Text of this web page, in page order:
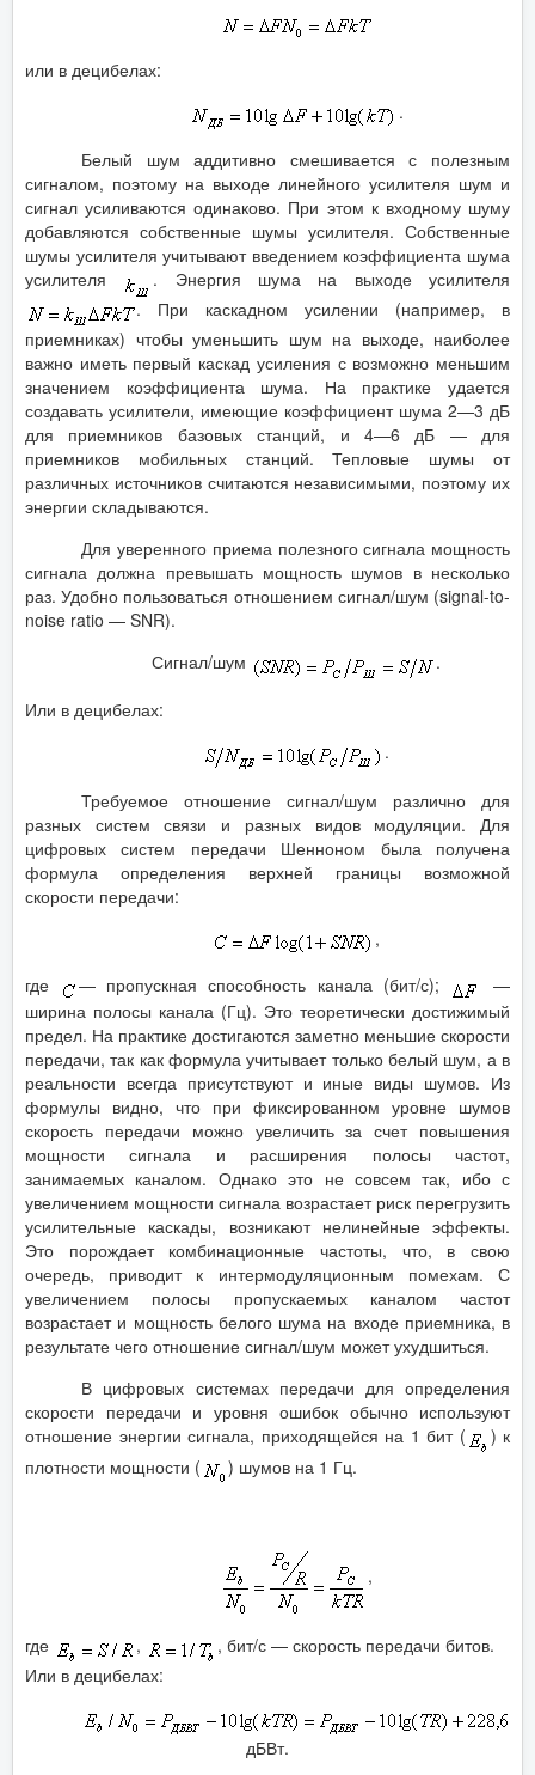
или в децибелах:
.
Белый шум аддитивно смешивается с полезным
сигналом, поэтому на выходе линейного усилителя шум и
сигнал усиливаются одинаково. При этом к входному шуму
добавляются собственные шумы усилителя. Собственные
шумы усилителя учитывают введением коэффициента шума
усилителя
. Энергия шума на выходе усилителя
. При каскадном усилении (например, в
приемниках) чтобы уменьшить шум на выходе, наиболее
важно иметь первый каскад усиления с возможно меньшим
значением коэффициента шума. На практике удается
создавать усилители, имеющие коэффициент шума 2—3 дБ
для приемников базовых станций, и 4—6 дБ — для
приемников мобильных станций. Тепловые шумы от
различных источников считаются независимыми, поэтому их
энергии складываются.
Для уверенного приема полезного сигнала мощность
сигнала должна превышать мощность шумов в несколько
раз. Удобно пользоваться отношением сигнал/шум (signal-to-
noise ratio — SNR).
Сигнал/шум
.
Или в децибелах:
.
Требуемое отношение сигнал/шум различно для
разных систем связи и разных видов модуляции. Для
цифровых систем передачи Шенноном была получена
формула определения верхней границы возможной
скорости передачи:
,
где
— пропускная способность канала (бит/с);
—
ширина полосы канала (Гц). Это теоретически достижимый
предел. На практике достигаются заметно меньшие скорости
передачи, так как формула учитывает только белый шум, а в
реальности всегда присутствуют и иные виды шумов. Из
формулы видно, что при фиксированном уровне шумов
скорость передачи можно увеличить за счет повышения
мощности сигнала и расширения полосы частот,
занимаемых каналом. Однако это не совсем так, ибо с
увеличением мощности сигнала возрастает риск перегрузить
усилительные каскады, возникают нелинейные эффекты.
Это порождает комбинационные частоты, что, в свою
очередь, приводит к интермодуляционным помехам. С
увеличением полосы пропускаемых каналом частот
возрастает и мощность белого шума на входе приемника, в
результате чего отношение сигнал/шум может ухудшиться.
В цифровых системах передачи для определения
скорости передачи и уровня ошибок обычно используют
отношение энергии сигнала, приходящейся на 1 бит (
) к
плотности мощности (
) шумов на 1 Гц.
,
где ,
, бит/с — скорость передачи битов.
Или в децибелах:
дБВт.